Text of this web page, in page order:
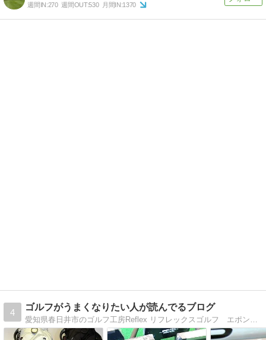
週間IN:270 週間OUT:530 月間IN:1370
4
ゴルフがうまくなりたい人が読んでるブログ